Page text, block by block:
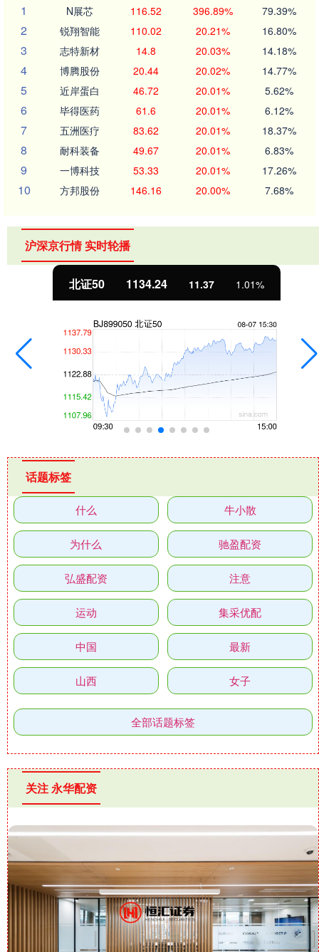
1
N展芯 116.52 396.89% 79.39%
2 锐翔智能 110.02 20.21% 16.80%
3 志特新材 14.8 20.03% 14.18%
4 博腾股份 20.44 20.02% 14.77%
5 近岸蛋白 46.72 20.01% 5.62%
6 毕得医药 61.6 20.01% 6.12%
7 五洲医疗 83.62 20.01% 18.37%
8 耐科装备 49.67 20.01% 6.83%
9 一博科技 53.33 20.01% 17.26%
10 方邦股份 146.16 20.00% 7.68%
沪深京行情 实时轮播
北证50 1134.24 11.37 1.01%
话题标签
什么 牛小散
为什么 驰盈配资
弘盛配资 注意
运动 集采优配
中国 最新
山西 女子
全部话题标签
关注 永华配资